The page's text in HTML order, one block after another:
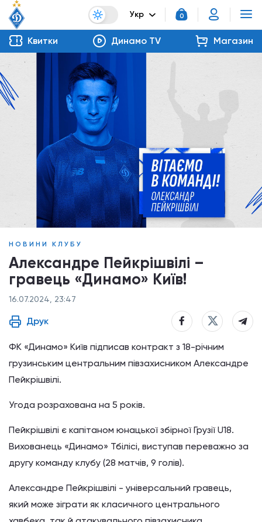
Укр 0
Квитки Динамо TV Магазин
НОВИНИ КЛУБУ
Александре Пейкрішвілі –
гравець «Динамо» Київ!
16.07.2024, 23:47
Друк
ФК «Динамо» Київ підписав контракт з 18-річним
грузинським центральним півзахисником Александре
Пейкрішвілі.
Угода розрахована на 5 років.
Пейкрішвілі є капітаном юнацької збірної Грузії U18.
Вихованець «Динамо» Тбілісі, виступав переважно за
другу команду клубу (28 матчів, 9 голів).
Александре Пейкрішвілі - універсальний гравець,
який може зіграти як класичного центрального